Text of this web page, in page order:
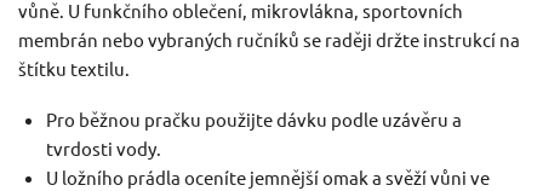
vůně. U funkčního oblečení, mikrovlákna, sportovních
membrán nebo vybraných ručníků se raději držte instrukcí na
štítku textilu.
Pro běžnou pračku použijte dávku podle uzávěru a
tvrdosti vody.
U ložního prádla oceníte jemnější omak a svěží vůni ve